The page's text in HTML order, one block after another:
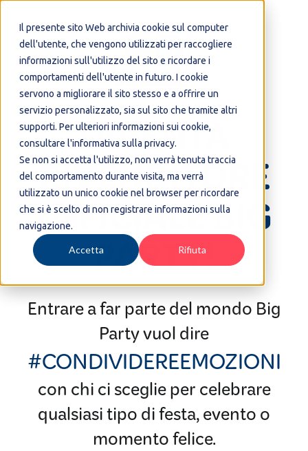
Il presente sito Web archivia cookie sul computer
dell'utente, che vengono utilizzati per raccogliere
informazioni sull'utilizzo del sito e ricordare i
comportamenti dell'utente in futuro. I cookie
servono a migliorare il sito stesso e a offrire un
servizio personalizzato, sia sul sito che tramite altri
supporti. Per ulteriori informazioni sui cookie,
consultare l'informativa sulla privacy.
Se non si accetta l'utilizzo, non verrà tenuta traccia
del comportamento durante visita, ma verrà
utilizzato un unico cookie nel browser per ricordare
che si è scelto di non registrare informazioni sulla
navigazione.
Accetta Rifiuta
DIVENTA
RIVENDITORE
UFFICIALE BIG
PARTY!
Entrare a far parte del mondo Big
Party vuol dire
#CONDIVIDEREEMOZIONI
con chi ci sceglie per celebrare
qualsiasi tipo di festa, evento o
momento felice.